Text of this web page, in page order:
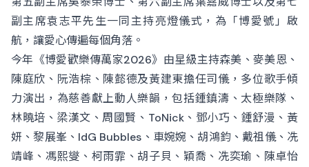
副主席袁志平先生一同主持亮燈儀式，為「博愛號」啟
航，讓愛心傳遍每個角落。
今年《博愛歡樂傳萬家2026》由星級主持森美、麥美恩、
陳庭欣、阮浩棕、陳懿德及黃建東擔任司儀，多位歌手傾
力演出，為慈善獻上動人樂韻，包括鍾鎮濤、太極樂隊、
林曉培、梁漢文、周國賢、ToNick、鄧小巧、鍾舒漫、黃
妍、黎展峯、IdG Bubbles、車婉婉、胡鴻鈞、戴祖儀、冼
靖峰、馮熙燮、柯雨霏、胡子貝、穎喬、冼奕瑜、陳卓怡